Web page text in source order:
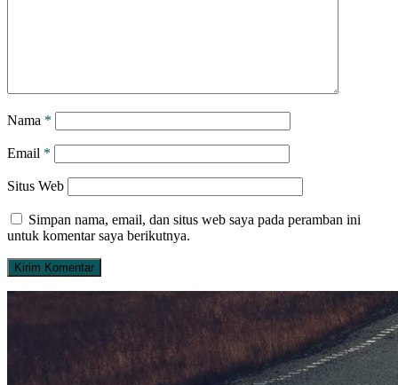
Nama *
Email *
Situs Web
Simpan nama, email, dan situs web saya pada peramban ini
untuk komentar saya berikutnya.